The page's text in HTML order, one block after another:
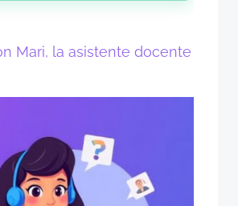
Mari, la asistente docente